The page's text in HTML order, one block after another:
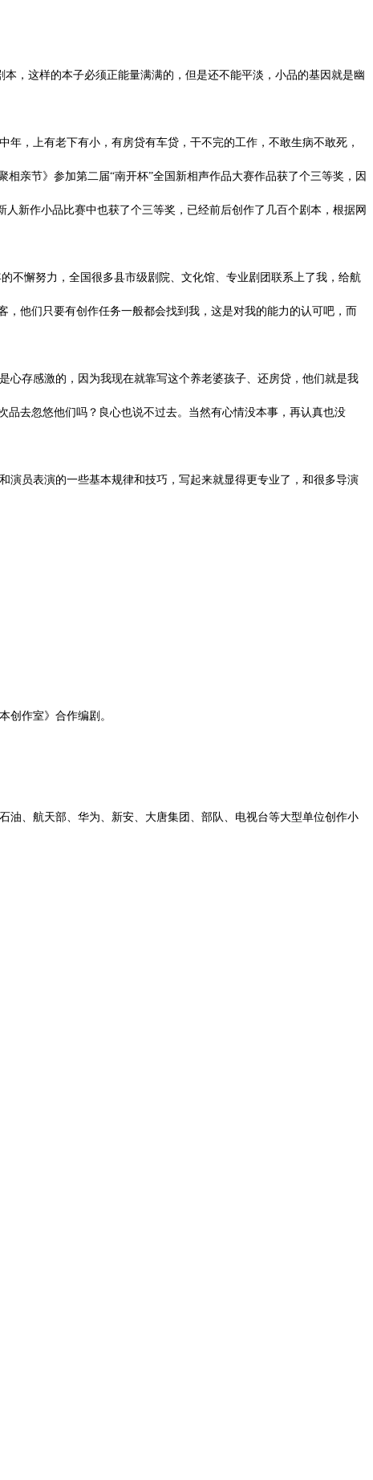
，这样的本子必须正能量满满的，但是还不能平淡，小品的基因就是幽
，上有老下有小，有房贷有车贷，干不完的工作，不敢生病不敢死，
相亲节》参加第二届“南开杯”全国新相声作品大赛作品获了个三等奖，因
人新作小品比赛中也获了个三等奖， 已经前后创作了几百个剧本，根据网
不懈努力，全国很多县市级剧院、文化馆、专业剧团联系上了我，给航
他们只要有创作任务一般都会找到我，这是对我的能力的认可吧，而
存感激的，因为我现在就靠写这个养老婆孩子、还房贷，他们就是我
去忽悠他们吗？良心也说不过去。当然有心情没本事，再认真也没
员表演的一些基本规律和技巧，写起来就显得更专业了，和很多导演
创作室》合作编剧。
油、航天部、华为、新安、大唐集团、部队、电视台等大型单位创作小